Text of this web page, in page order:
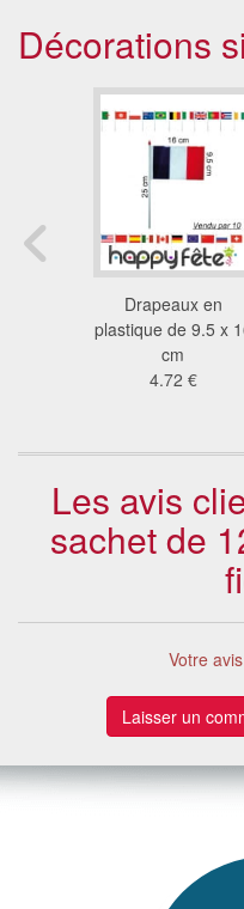
Décorations
Drapeaux en
plastique de 9.5 x
cm
4.72 €
Les avis
sachet de
Votre
Laisser un